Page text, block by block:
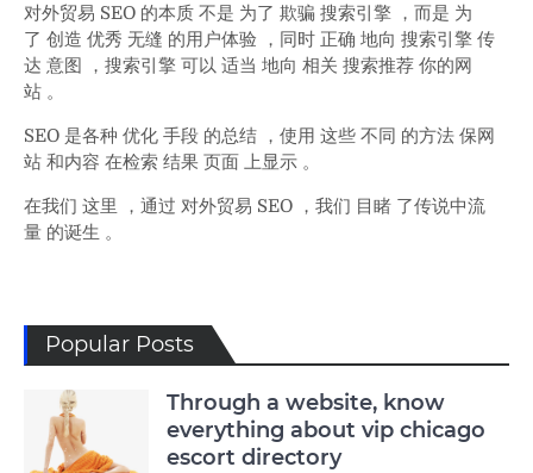
对外贸易 SEO 的本质 不是 为了 欺骗 搜索引擎 ，而是 为
了 创造 优秀 无缝 的用户体验 ，同时 正确 地向 搜索引擎 传
达 意图 ，搜索引擎 可以 适当 地向 相关 搜索推荐 你的网
站 。
SEO 是各种 优化 手段 的总结 ，使用 这些 不同 的方法 保网
站 和内容 在检索 结果 页面 上显示 。
在我们 这里 ，通过 对外贸易 SEO ，我们 目睹 了传说中流
量 的诞生 。
Popular Posts
Through a website, know
everything about vip chicago
escort directory